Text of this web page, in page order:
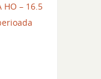
HO – 16.5